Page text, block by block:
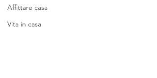
Affittare casa
Vita in casa